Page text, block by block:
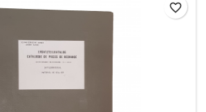
favorite_border